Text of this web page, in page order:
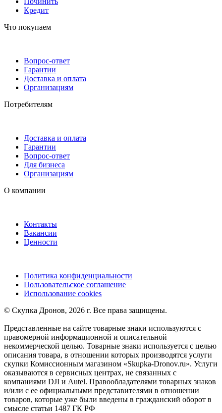
Кредит
Что покупаем
Вопрос-ответ
Гарантии
Доставка и оплата
Организациям
Потребителям
Доставка и оплата
Гарантии
Вопрос-ответ
Для бизнеса
Организациям
О компании
Контакты
Вакансии
Ценности
Политика конфиденциальности
Пользовательское соглашение
Использование cookies
©️ Скупка Дронов, 2026 г. Все права защищены.
Представленные на сайте товарные знаки используются с
правомерной информационной и описательной
некоммерческой целью. Товарные знаки используется с целью
описания товара, в отношении которых производятся услуги
скупки Комиссионным магазином «Skupka-Dronov.ru». Услуги
оказываются в сервисных центрах, не связанных с
компаниями DJI и Autel. Правообладателями товарных знаков
и/или с ее официальными представителями в отношении
товаров, которые уже были введены в гражданский оборот в
смысле статьи 1487 ГК РФ